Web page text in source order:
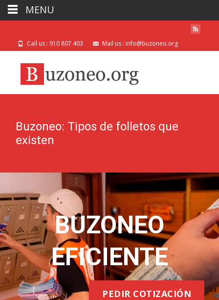
Call us : 910 807 403 Mail us : info@buzoneo.org
Buzoneo: Tipos de folletos que
existen
BUZONEO
EFICIENTE
PEDIR COTIZACIÓN
MENU